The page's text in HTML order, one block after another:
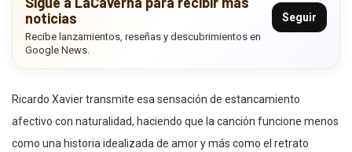
noticias
Recibe lanzamientos, reseñas y descubrimientos en
Google News.
Seguir
Ricardo Xavier transmite esa sensación de estancamiento
afectivo con naturalidad, haciendo que la canción funcione menos
como una historia idealizada de amor y más como el retrato